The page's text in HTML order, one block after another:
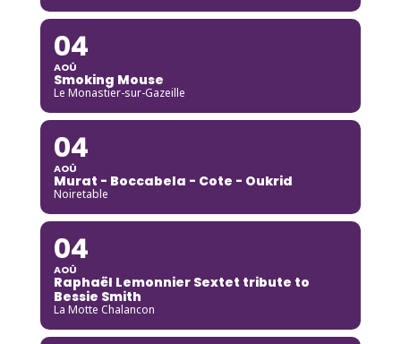
04
AOÛ
Smoking Mouse
Le Monastier-sur-Gazeille
04
AOÛ
Murat - Boccabela - Cote - Oukrid
Noiretable
04
AOÛ
Raphaël Lemonnier Sextet tribute to
Bessie Smith
La Motte Chalancon